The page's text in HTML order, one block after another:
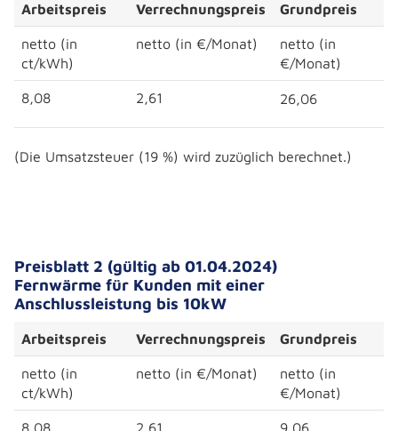
Arbeitspreis Verrechnungspreis Grundpreis
netto (in
ct/kWh)
netto (in €/Monat)
netto (in
€/Monat)
8,08 2,61 26,06
(Die Umsatzsteuer (19 %) wird zuzüglich berechnet.)
Preisblatt 2 (gültig ab 01.04.2024)
Fernwärme für Kunden mit einer
Anschlussleistung bis 10kW
Arbeitspreis Verrechnungspreis Grundpreis
netto (in
ct/kWh)
netto (in €/Monat)
netto (in
€/Monat)
8,08 2,61 9,06